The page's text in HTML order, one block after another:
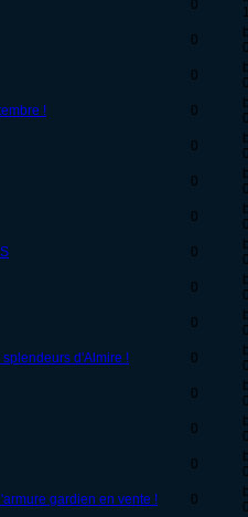
0
0
0
!
0
0
0
0
0
0
0
d'Almire !
0
0
0
0
gardien en vente !
0